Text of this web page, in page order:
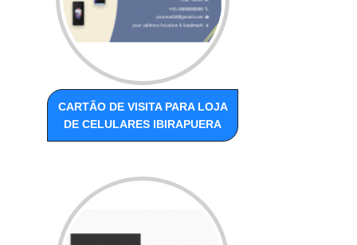
CARTÃO DE VISITA PARA LOJA
DE CELULARES IBIRAPUERA